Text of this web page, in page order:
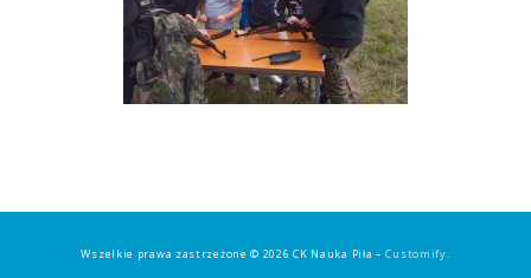
Wszelkie prawa zastrzeżone © 2026 CK Nauka Piła –Customify.